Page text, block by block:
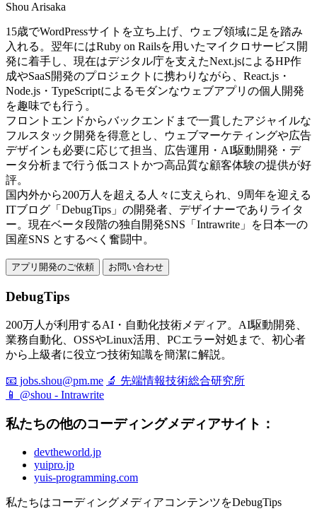
Shou Arisaka
15歳でWordPressサイトを立ち上げ、ウェブ領域に足を踏み
入れる。翌年にはRuby on Railsを用いたマイクロサービス開
発に着手し、現在はデジタル庁を支えたNext.jsによるHP作
成やSaaS開発のプロジェクトに携わりながら、React.js・
Node.js・TypeScriptによるモダンなウェブアプリの個人開発
を趣味でも行う。
フロントエンドからバックエンドまで一貫したアジャイルな
フルスタック開発を得意とし、ウェブマーケティングや広告
デザインも必要に応じて担当、広告運用・AI駆動開発・デ
ータ分析まで行う低コストかつ高品質な顧客体験の提供が好
評。
国内外から200万人を超える人々に支えられ、9周年を迎える
ITブログ「DebugTips」の開発者、デザイナーでありライタ
ー。現在ベータ段階の独自開発SNS「Intrawrite」を日本一の
国産SNS とするべく奮闘中。
アプリ開発のご依頼 お問い合わせ
DebugTips
200万人が利用するAI・自動化技術メディア。AI駆動開発、
業務自動化、OSSやLinux活用、PCエラー対処まで、初心者
から上級者に役立つ技術知識を簡潔に解説。
📧 jobs.shou@pm.me 🔬 先端情報技術総合研究所
📱 @shou - Intrawrite
私たちの他のコーディングメディアサイト：
devtheworld.jp
yuipro.jp
yuis-programming.com
私たちはコーディングメディアコンテンツをDebugTips